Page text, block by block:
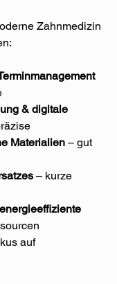
Zahnmedizin
& digitale
Materialien – gut
– kurze
auf